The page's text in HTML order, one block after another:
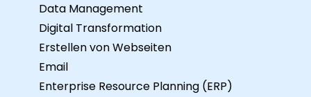
Data Management
Digital Transformation
Erstellen von Webseiten
Email
Enterprise Resource Planning (ERP)